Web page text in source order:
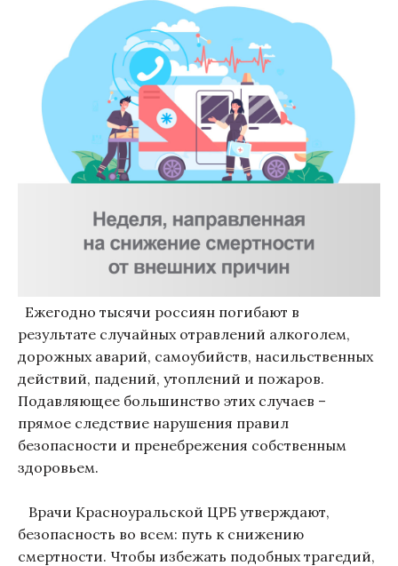
Ежегодно тысячи россиян погибают в
результате случайных отравлений алкоголем,
дорожных аварий, самоубийств, насильственных
действий, падений, утоплений и пожаров.
Подавляющее большинство этих случаев –
прямое следствие нарушения правил
безопасности и пренебрежения собственным
здоровьем.
Врачи Красноуральской ЦРБ утверждают,
безопасность во всем: путь к снижению
смертности. Чтобы избежать подобных трагедий,